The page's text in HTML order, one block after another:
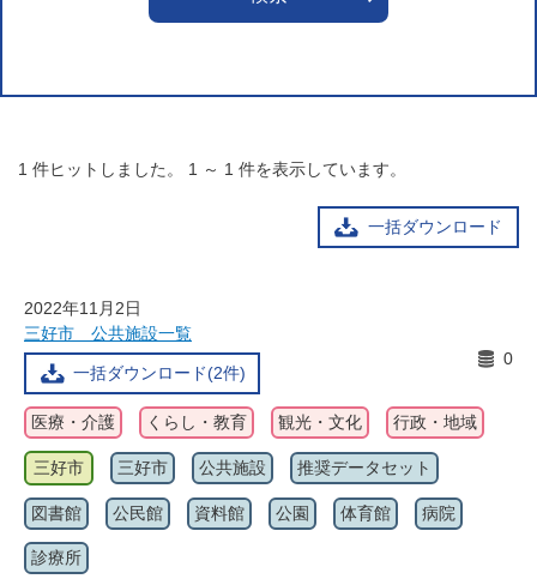
1 件ヒットしました。 1 ～ 1 件を表示しています。
一括ダウンロード
2022年11月2日
三好市 公共施設一覧
一括ダウンロード(2件)
0
医療・介護 くらし・教育 観光・文化 行政・地域
三好市 三好市 公共施設 推奨データセット
図書館 公民館 資料館 公園 体育館 病院
診療所